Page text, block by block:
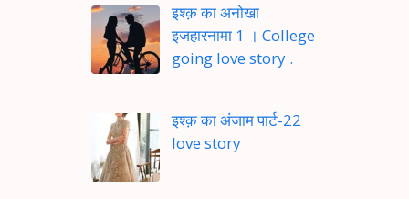
इश्क़ का अनोखा
इजहारनामा 1 । College
going love story .
इश्क़ का अंजाम पार्ट-22
love story